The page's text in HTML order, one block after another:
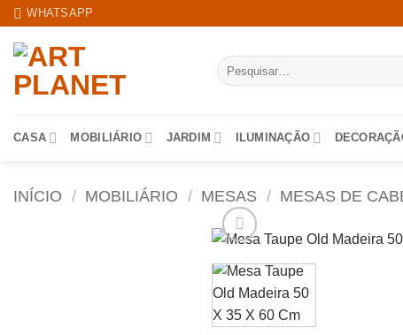
Skip
content
WHATSAPP
Pesquisar
por:
CASA MOBILIÁRIO JARDIM ILUMINAÇÃO
INÍCIO / MOBILIÁRIO / MESAS / MESAS DE